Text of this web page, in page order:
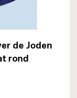
de Joden
rond